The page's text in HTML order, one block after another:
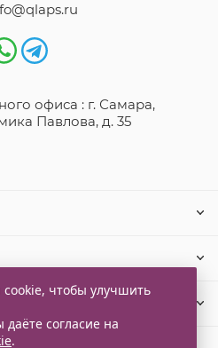
офиса : г. Самара,
Павлова, д. 35
чтобы улучшить
согласие на
.